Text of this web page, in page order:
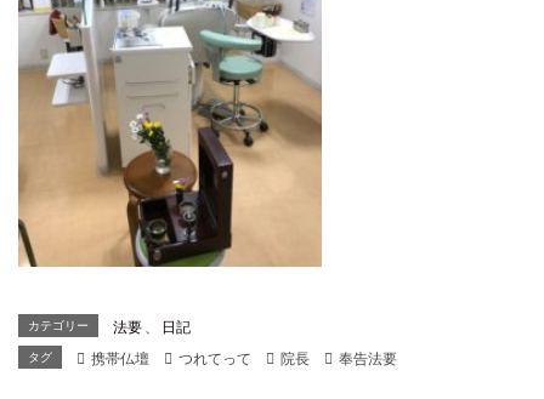
カテゴリー 法要 、 日記
タグ 携帯仏壇 つれてって 院長 奉告法要